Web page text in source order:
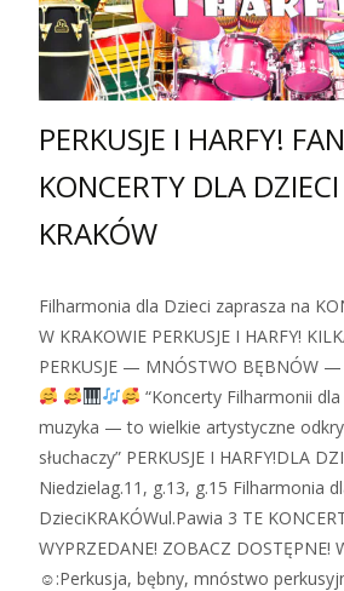
PERKUSJE I HARFY!
KONCERTY DLA
KRAKÓW
Filharmonia dla Dzieci zaprasza na
W KRAKOWIE PERKUSJE I HARFY!
PERKUSJE — MNÓSTWO BĘBNÓW —
“Koncerty Filharmonii
muzyka — to wielkie artystyczne
słuchaczy” PERKUSJE I HARFY!DLA
Niedzielag.11, g.13, g.15 Filharmonia
DzieciKRAKÓWul.Pawia 3 TE
WYPRZEDANE! ZOBACZ DOSTĘPNE!
☺:Perkusja, bębny, mnóstwo